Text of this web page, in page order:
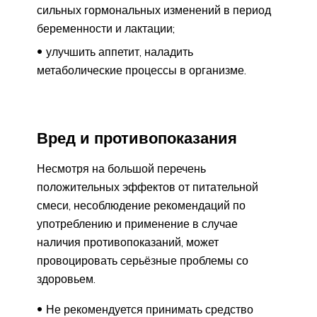
сильных гормональных изменений в период
беременности и лактации;
улучшить аппетит, наладить
метаболические процессы в организме.
Вред и противопоказания
Несмотря на большой перечень
положительных эффектов от питательной
смеси, несоблюдение рекомендаций по
употреблению и применение в случае
наличия противопоказаний, может
провоцировать серьёзные проблемы со
здоровьем.
Не рекомендуется принимать средство